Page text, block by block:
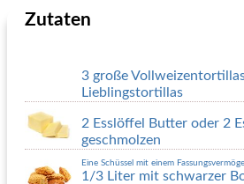
Zutaten
3 große
Lieblingstortillas
2 Esslöffel Butter oder 2
geschmolzen
Eine Schüssel mit einem
1/3 Liter mit schwarzer